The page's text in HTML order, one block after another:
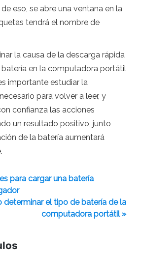
de eso, se abre una ventana en la
tendrá el nombre de
la causa de la descarga rápida
en la computadora portátil
importante estudiar la
para volver a leer, y
confianza las acciones
un resultado positivo, junto
de la batería aumentará
para cargar una batería
determinar el tipo de batería de la
computadora portátil »